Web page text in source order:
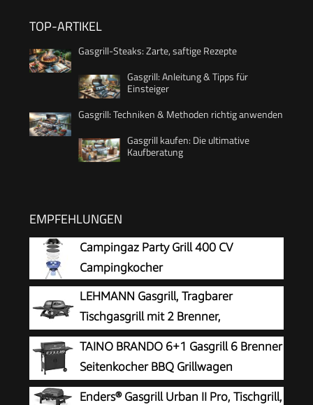
TOP-ARTIKEL
Gasgrill-Steaks: Zarte, saftige Rezepte
Gasgrill: Anleitung & Tipps für
Einsteiger
Gasgrill: Techniken & Methoden richtig anwenden
Gasgrill kaufen: Die ultimative
Kaufberatung
EMPFEHLUNGEN
Campingaz Party Grill 400 CV
Campingkocher
LEHMANN Gasgrill, Tragbarer
Tischgasgrill mit 2 Brenner,
Thermometer & Seitentischen
klappbar, Gusseisen Grillrost mit 1638 cm²
Grillfläche, Tischgrill für Outdoor BBQ, Balkon- &
Campinggrill
TAINO BRANDO 6+1 Gasgrill 6 Brenner
Seitenkocher BBQ Grillwagen
Gasgriller
Enders® Gasgrill Urban II Pro, Tischgrill,